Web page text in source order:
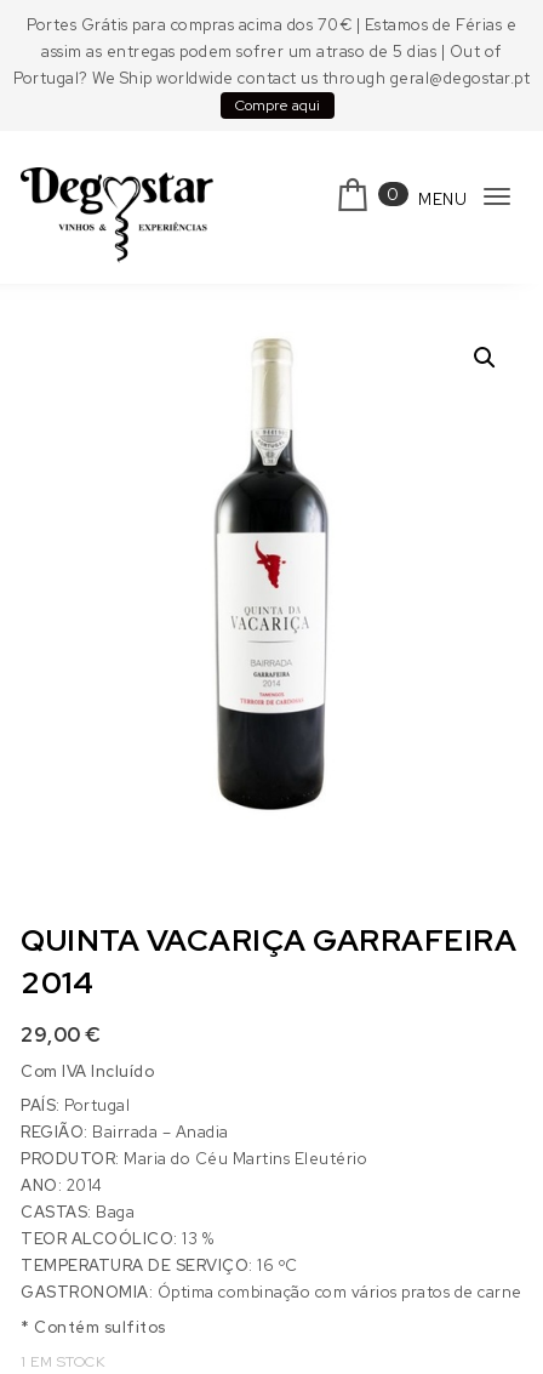
Portes Grátis para compras acima dos 70€ | Estamos de Férias e
assim as entregas podem sofrer um atraso de 5 dias | Out of
Portugal? We Ship worldwide contact us through geral@degostar.pt
Compre aqui
0 MENU
QUINTA VACARIÇA GARRAFEIRA
2014
29,00€
Com IVA Incluído
PAÍS: Portugal
REGIÃO: Bairrada – Anadia
PRODUTOR: Maria do Céu Martins Eleutério
ANO: 2014
CASTAS: Baga
TEOR ALCOÓLICO:13 %
TEMPERATURA DE SERVIÇO: 16 ºC
GASTRONOMIA: Óptima combinação com vários pratos de carne
* Contém sulfitos
1 EM STOCK